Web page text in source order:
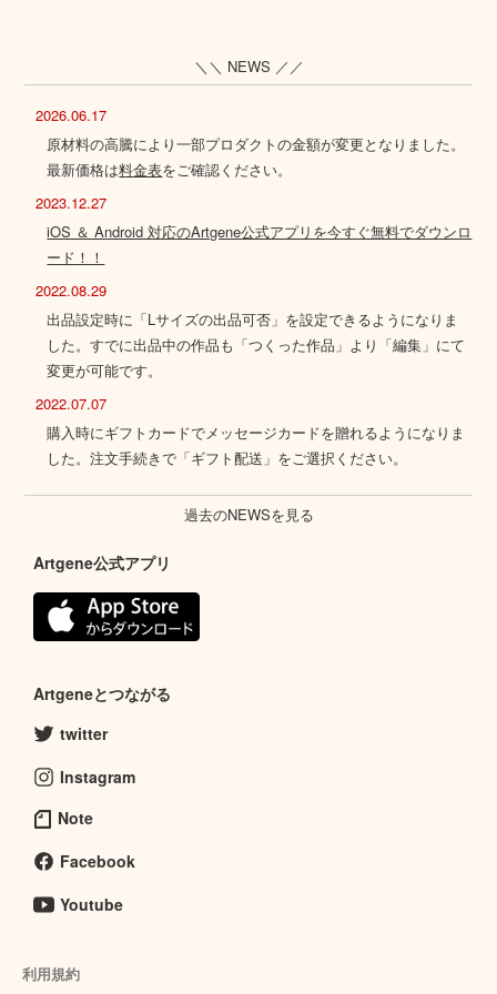
＼＼ NEWS ／／
2026.06.17
原材料の高騰により一部プロダクトの金額が変更となりました。
最新価格は料金表をご確認ください。
2023.12.27
iOS ＆ Android 対応のArtgene公式アプリを今すぐ無料でダウンロ
ード！！
2022.08.29
出品設定時に「Lサイズの出品可否」を設定できるようになりま
した。すでに出品中の作品も「つくった作品」より「編集」にて
変更が可能です。
2022.07.07
購入時にギフトカードでメッセージカードを贈れるようになりま
した。注文手続きで「ギフト配送」をご選択ください。
過去のNEWSを見る
Artgene公式アプリ
Artgeneとつながる
twitter
Instagram
Note
Facebook
Youtube
利用規約